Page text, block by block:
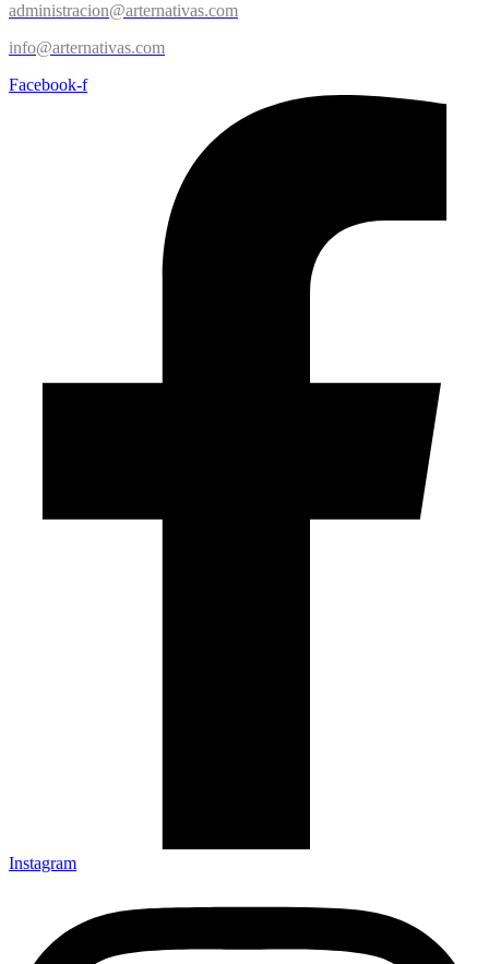
administracion@arternativas.com
info@arternativas.com
Facebook-f
Instagram